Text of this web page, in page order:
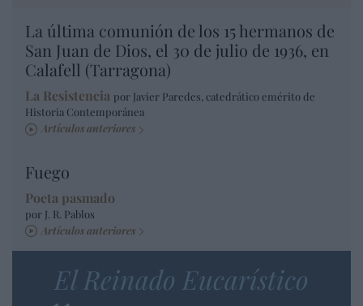
La última comunión de los 15 hermanos de
San Juan de Dios, el 30 de julio de 1936, en
Calafell (Tarragona)
La Resistencia por Javier Paredes, catedrático emérito de
Historia Contemporánea
Artículos anteriores
Fuego
Poeta pasmado
por J. R. Pablos
Artículos anteriores
El Reinado Eucarístico